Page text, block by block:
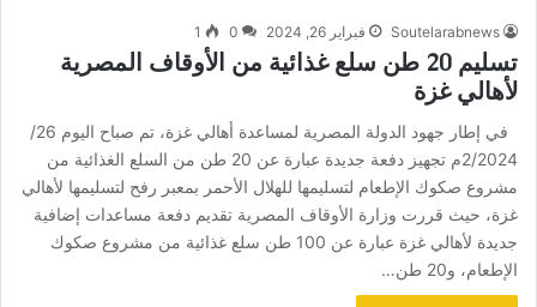
Soutelarabnews فبراير 26, 2024 0
1
تسليم 20 طن سلع غذائية من الأوقاف المصرية
لأهالي غزة
في إطار جهود الدولة المصرية لمساعدة أهالي غزة، تم صباح اليوم 26/
2/2024م تجهيز دفعة جديدة عبارة عن 20 طن من السلع الغذائية من
مشروع صكوك الإطعام لتسليمها للهلال الأحمر بمعبر رفح لتسليمها لأهالي
غزة، حيث قررت وزارة الأوقاف المصرية تقديم دفعة مساعدات إضافية
جديدة لأهالي غزة عبارة عن 100 طن سلع غذائية من مشروع صكوك
الإطعام، و20 طن…